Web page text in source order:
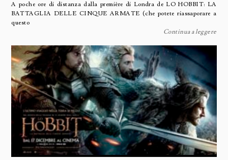
A poche ore di distanza dalla première di Londra de LO HOBBIT: LA
BATTAGLIA DELLE CINQUE ARMATE (che potete riassaporare a
questo
Continua a leggere